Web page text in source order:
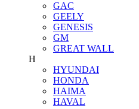
GAC
GEELY
GENESIS
GM
GREAT WALL
H
HYUNDAI
HONDA
HAIMA
HAVAL